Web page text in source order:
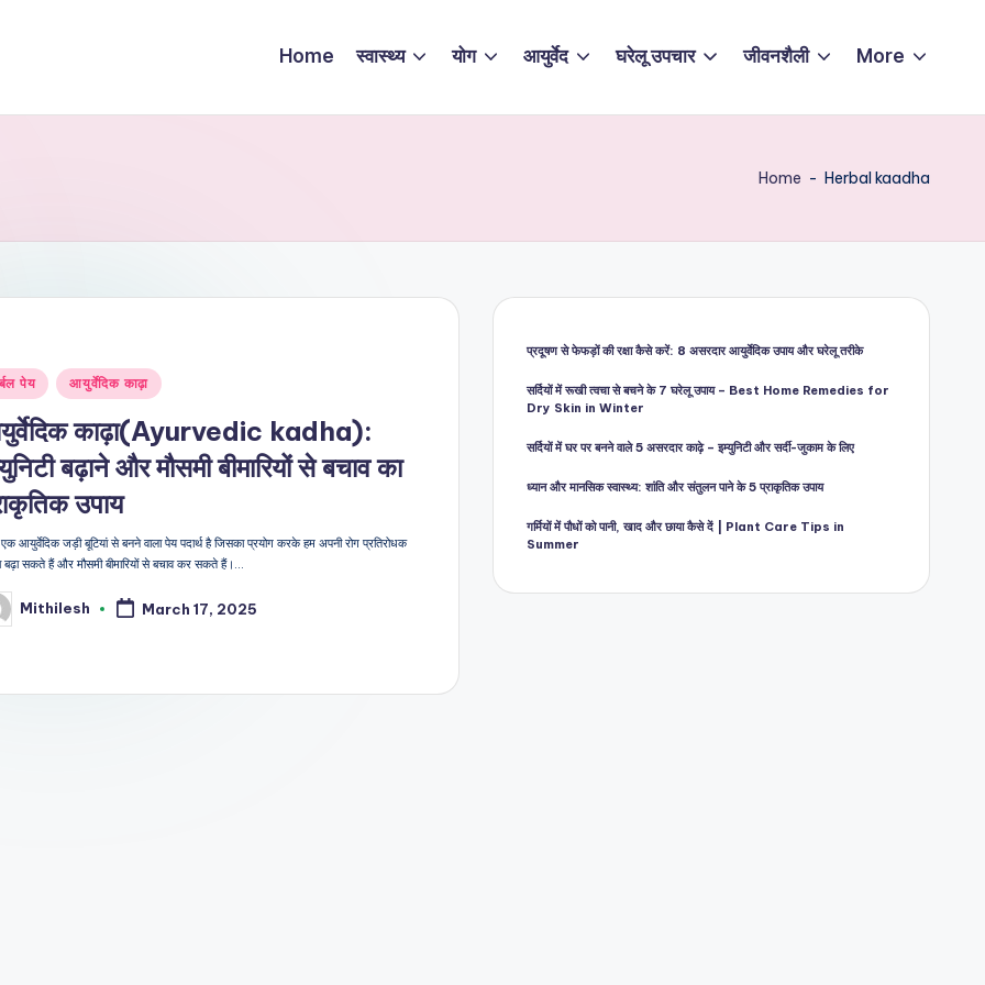
Home स्वास्थ्य योग आयुर्वेद घरेलू उपचार जीवनशैली More
Home - Herbal kaadha
पेय आयुर्वेदिक काढ़ा
काढ़ा(Ayurvedic kadha):
बढ़ाने और मौसमी बीमारियों से बचाव का
उपाय
एक आयुर्वेदिक जड़ी बूटियां से बनने वाला पेय पदार्थ है जिसका प्रयोग करके हम अपनी रोग प्रतिरोधक
बढ़ा सकते हैं और मौसमी बीमारियों से बचाव कर सकते हैं।…
Mithilesh March 17, 2025
प्रदूषण से फेफड़ों की रक्षा कैसे करें: 8 असरदार आयुर्वेदिक उपाय और घरेलू तरीके
सर्दियों में रूखी त्वचा से बचने के 7 घरेलू उपाय – Best Home Remedies for
Dry Skin in Winter
सर्दियों में घर पर बनने वाले 5 असरदार काढ़े – इम्युनिटी और सर्दी-जुकाम के लिए
ध्यान और मानसिक स्वास्थ्य: शांति और संतुलन पाने के 5 प्राकृतिक उपाय
गर्मियों में पौधों को पानी, खाद और छाया कैसे दें | Plant Care Tips in
Summer